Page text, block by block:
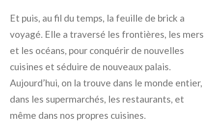
Et puis, au fil du temps, la feuille de brick a
voyagé. Elle a traversé les frontières, les mers
et les océans, pour conquérir de nouvelles
cuisines et séduire de nouveaux palais.
Aujourd’hui, on la trouve dans le monde entier,
dans les supermarchés, les restaurants, et
même dans nos propres cuisines.